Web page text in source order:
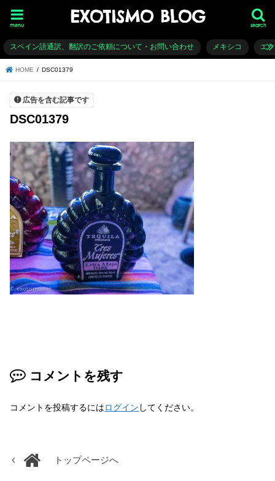
EXOTISMO BLOG search
menu
スペイン語通訳、翻訳のご依頼について・お問い合わせ メキシコ エ
HOME DSC01379
広告を含む記事です
DSC01379
コメントを残す
コメントを投稿するにはログイン してください。
トップページへ